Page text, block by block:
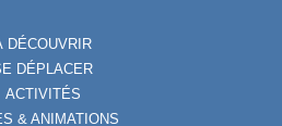
DÉCOUVRIR
DÉPLACER
ACTIVITÉS
& ANIMATIONS